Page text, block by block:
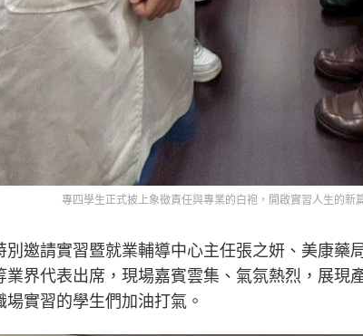
專四學生正式披上象徵責任與專業的白袍，開啟實習人生的新
別邀請實習暨就業輔導中心主任張之妍、美康藥
業界代表出席，現場嘉賓雲集、氣氛熱烈，展現
場實習的學生們加油打氣。